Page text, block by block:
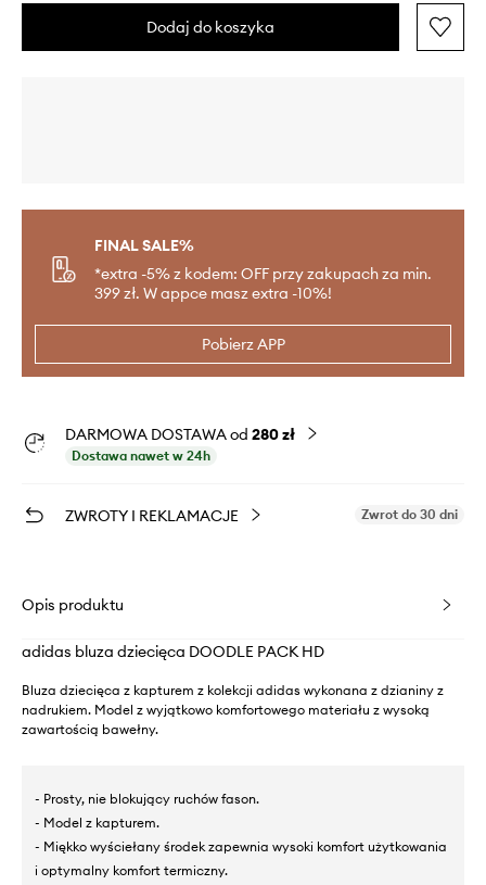
Dodaj do koszyka
FINAL SALE%
*extra -5% z kodem: OFF przy zakupach za min.
399 zł. W appce masz extra -10%!
Pobierz APP
DARMOWA DOSTAWA od 280 zł
Dostawa nawet w 24h
ZWROTY I REKLAMACJE Zwrot do 30 dni
Opis produktu
adidas bluza dziecięca DOODLE PACK HD
Bluza dziecięca z kapturem z kolekcji adidas wykonana z dzianiny z
nadrukiem. Model z wyjątkowo komfortowego materiału z wysoką
zawartością bawełny.
- Prosty, nie blokujący ruchów fason.
- Model z kapturem.
- Miękko wyściełany środek zapewnia wysoki komfort użytkowania
i optymalny komfort termiczny.